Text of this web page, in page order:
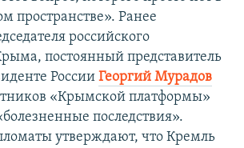
пространстве». Ранее
российского
постоянный представитель
России Георгий Мурадов
«Крымской платформы»
последствия».
утверждают, что Кремль